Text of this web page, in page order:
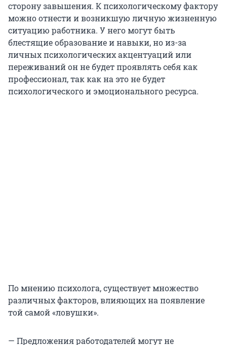
сторону завышения. К психологическому фактору
можно отнести и возникшую личную жизненную
ситуацию работника. У него могут быть
блестящие образование и навыки, но из-за
личных психологических акцентуаций или
переживаний он не будет проявлять себя как
профессионал, так как на это не будет
психологического и эмоционального ресурса.
По мнению психолога, существует множество
различных факторов, влияющих на появление
той самой «ловушки».
— Предложения работодателей могут не